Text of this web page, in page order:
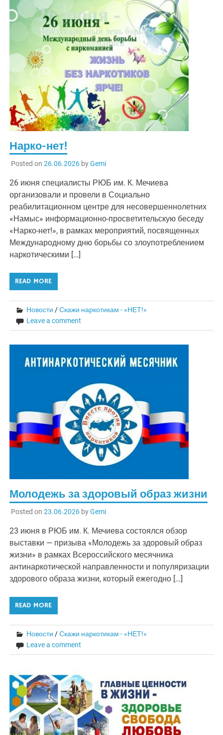
Нарко-нет!
Posted on 26.06.2026byGemi
26 июня специалисты РЮБ им. К. Мечиева
организовали и провели в Социально
реабилитационном центре для несовершеннолетних
«Намыс» информационно-просветительскую беседу
«Нарко-нет!», в рамках мероприятий, посвященных
Международному дню борьбы со злоупотреблением
наркотическими […]
READ MORE
Новости /Скажи наркотикам - «НЕТ!»
Leave a comment
Молодежь за здоровый образ жизни
Posted on 23.06.2026byGemi
23 июня в РЮБ им. К. Мечиева состоялся обзор
выставки — призыва «Молодежь за здоровый образ
жизни» в рамках Всероссийского месячника
антинаркотической направленности и популяризации
здорового образа жизни, который ежегодно […]
READ MORE
Новости /Скажи наркотикам - «НЕТ!»
Leave a comment